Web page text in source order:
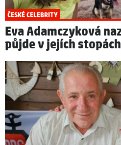
ČESKÉ CELEBRITY
Eva Adamczyková
půjde v jejích